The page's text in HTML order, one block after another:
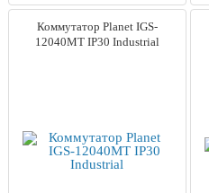
Коммутатор Planet IGS-
12040MT IP30 Industrial